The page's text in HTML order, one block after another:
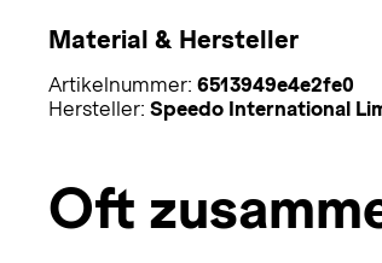
Material & Hersteller
Artikelnummer: 6513949e4e2fe0
Hersteller: Speedo International
Oft